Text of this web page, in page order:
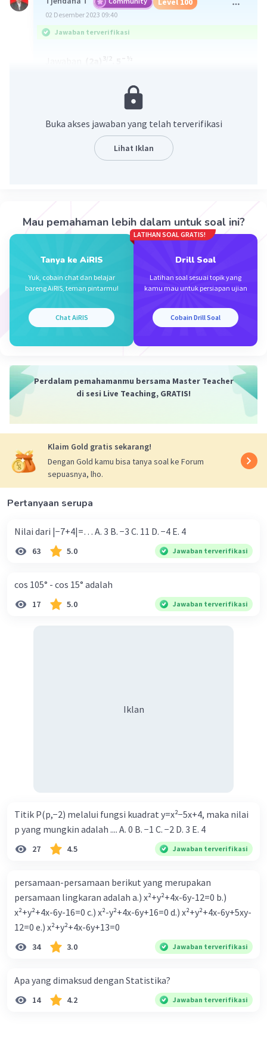
02 Desember 2023 09:40
Jawaban terverifikasi
/5²)
= (2a)
5.0(1) Balas
makasiii kaka
Iklan
Buka akses jawaban yang telah terverifikasi
Lihat Iklan
Mau pemahaman lebih dalam untuk soal ini?
Tanya ke AiRIS
Yuk, cobain chat dan belajar
bareng AiRIS, teman pintarmu!
Chat AiRIS
LATIHAN SOAL GRATIS!
Drill Soal
Latihan soal sesuai topik yang
kamu mau untuk persiapan ujian
Cobain Drill Soal
Perdalam pemahamanmu bersama Master Teacher
di sesi Live Teaching, GRATIS!
Klaim Gold gratis sekarang!
Dengan Gold kamu bisa tanya soal ke Forum
sepuasnya, lho.
Pertanyaan serupa
Nilai dari |−7+4|=… A. 3 B. −3 C. 11 D. −4 E. 4
63 5.0 Jawaban terverifikasi
cos 105° - cos 15° adalah
17 5.0 Jawaban terverifikasi
Iklan
Titik P(p,−2) melalui fungsi kuadrat y=x²−5x+4, maka nilai
p yang mungkin adalah .... A. 0 B. −1 C. −2 D. 3 E. 4
27 4.5 Jawaban terverifikasi
persamaan-persamaan berikut yang merupakan
persamaan lingkaran adalah a.) x²+y²+4x-6y-12=0 b.)
x²+y²+4x-6y-16=0 c.) x²-y²+4x-6y+16=0 d.) x²+y²+4x-6y+5xy-
12=0 e.) x²+y²+4x-6y+13=0
34 3.0 Jawaban terverifikasi
Apa yang dimaksud dengan Statistika?
14 4.2 Jawaban terverifikasi